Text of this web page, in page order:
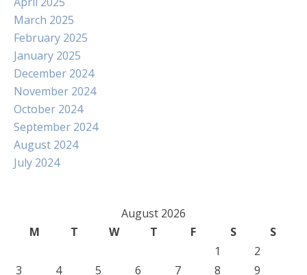
March 2025
February 2025
January 2025
December 2024
November 2024
October 2024
September 2024
August 2024
July 2024
August 2026
M
T W T F S
S
1
2
3
4 5 6 7 8
9